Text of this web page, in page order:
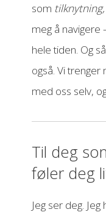
som
meg å navigere
hele tiden. Og
også. Vi
med oss selv,
Til deg
føler deg
Jeg ser deg.